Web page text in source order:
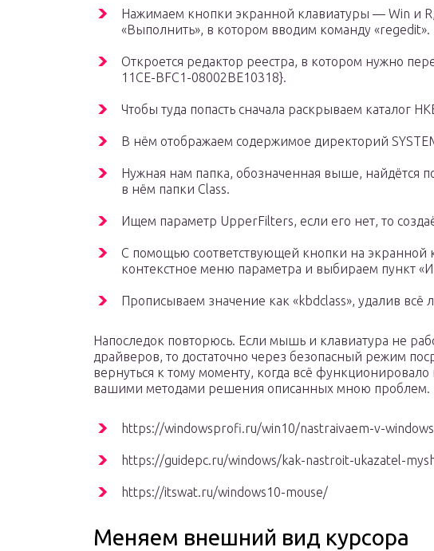
Нажимаем кнопки экранной клавиатуры — Win и
«Выполнить», в котором вводим команду «regedit».
Откроется редактор реестра, в котором нужно
11CE-BFC1-08002BE10318}.
Чтобы туда попасть сначала раскрываем каталог
В нём отображаем содержимое директорий
Нужная нам папка, обозначенная выше, найдётся
в нём папки Class.
Ищем параметр UpperFilters, если его нет, то
С помощью соответствующей кнопки на экранной
контекстное меню параметра и выбираем пункт
Прописываем значение как «kbdclass», удалив
Напоследок повторюсь. Если мышь и клавиатура не
драйверов, то достаточно через безопасный режим
вернуться к тому моменту, когда всё
вашими методами решения описанных мною проблем.
https://windowsprofi.ru/win10/nastraivaem-v-
https://guidepc.ru/windows/kak-nastroit-ukazatel-
https://itswat.ru/windows10-mouse/
Меняем внешний вид курсора